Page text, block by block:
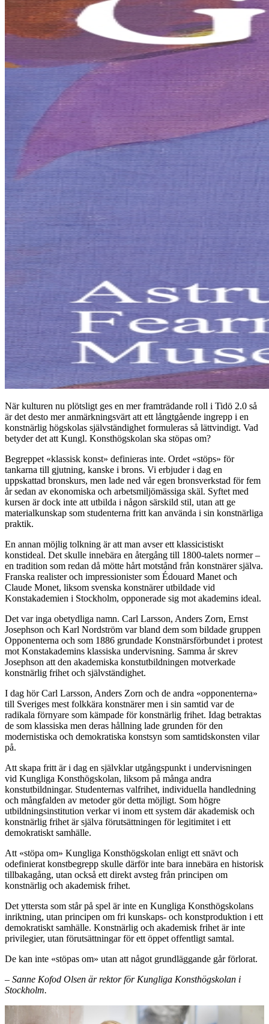
När kulturen nu plötsligt ges en mer framträdande roll i Tidö 2.0 så
är det desto mer anmärkningsvärt att ett långtgående ingrepp i en
konstnärlig högskolas självständighet formuleras så lättvindigt. Vad
betyder det att Kungl. Konsthögskolan ska stöpas om?
Begreppet «klassisk konst» definieras inte. Ordet «stöps» för
tankarna till gjutning, kanske i brons. Vi erbjuder i dag en
uppskattad bronskurs, men lade ned vår egen bronsverkstad för fem
år sedan av ekonomiska och arbetsmiljömässiga skäl. Syftet med
kursen är dock inte att utbilda i någon särskild stil, utan att ge
materialkunskap som studenterna fritt kan använda i sin konstnärliga
praktik.
En annan möjlig tolkning är att man avser ett klassicistiskt
konstideal. Det skulle innebära en återgång till 1800-talets normer –
en tradition som redan då mötte hårt motstånd från konstnärer själva.
Franska realister och impressionister som Édouard Manet och
Claude Monet, liksom svenska konstnärer utbildade vid
Konstakademien i Stockholm, opponerade sig mot akademins ideal.
Det var inga obetydliga namn. Carl Larsson, Anders Zorn, Ernst
Josephson och Karl Nordström var bland dem som bildade gruppen
Opponenterna och som 1886 grundade Konstnärsförbundet i protest
mot Konstakademins klassiska undervisning. Samma år skrev
Josephson att den akademiska konstutbildningen motverkade
konstnärlig frihet och självständighet.
I dag hör Carl Larsson, Anders Zorn och de andra «opponenterna»
till Sveriges mest folkkära konstnärer men i sin samtid var de
radikala förnyare som kämpade för konstnärlig frihet. Idag betraktas
de som klassiska men deras hållning lade grunden för den
modernistiska och demokratiska konstsyn som samtidskonsten vilar
på.
Att skapa fritt är i dag en självklar utgångspunkt i undervisningen
vid Kungliga Konsthögskolan, liksom på många andra
konstutbildningar. Studenternas valfrihet, individuella handledning
och mångfalden av metoder gör detta möjligt. Som högre
utbildningsinstitution verkar vi inom ett system där akademisk och
konstnärlig frihet är själva förutsättningen för legitimitet i ett
demokratiskt samhälle.
Att «stöpa om» Kungliga Konsthögskolan enligt ett snävt och
odefinierat konstbegrepp skulle därför inte bara innebära en historisk
tillbakagång, utan också ett direkt avsteg från principen om
konstnärlig och akademisk frihet.
Det yttersta som står på spel är inte en Kungliga Konsthögskolans
inriktning, utan principen om fri kunskaps- och konstproduktion i ett
demokratiskt samhälle. Konstnärlig och akademisk frihet är inte
privilegier, utan förutsättningar för ett öppet offentligt samtal.
De kan inte «stöpas om» utan att något grundläggande går förlorat.
– Sanne Kofod Olsen är rektor för Kungliga Konsthögskolan i
Stockholm.